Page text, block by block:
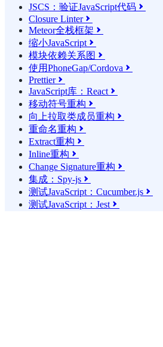
JSCS：验证JavaScript代码 
Closure Linter
Meteor全栈框架 
缩小JavaScript 
模块依赖关系图 
使用PhoneGap/Cordova 
Prettier
JavaScript库：React 
移动符号重构 
向上拉取类成员重构 
重命名重构 
Extract重构 
Inline重构 
Change Signature重构 
集成：Spy-js 
测试JavaScript：Cucumber.js 
测试JavaScript：Jest 